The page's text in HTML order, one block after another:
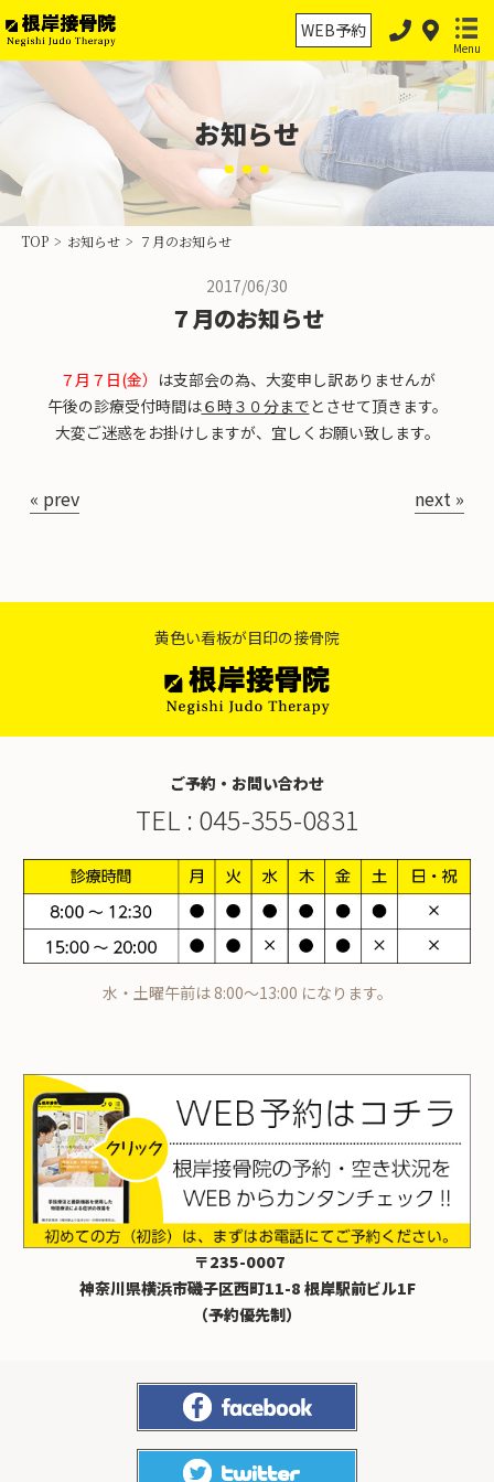
お知らせ
WEB予約
Menu
ホーム
保険診療
交通事故治療
物理療法の分類
当院案内
TOP > お知らせ > ７月のお知らせ
2017/06/30
７月のお知らせ
７ 月７日(金） は支部会の為、大変申し訳ありませんが
午後の診療受付時間は６時３０分までとさせて頂きます。
大変ご迷惑をお掛けしますが、宜しくお願い致します。
« prev next »
黄色い看板が目印の接骨院
ご予約・お問い合わせ
TEL : 045-355-0831
水・土曜午前は 8:00～13:00 になります。
〒235-0007
神奈川県横浜市磯子区西町11-8 根岸駅前ビル1F
（予約優先制）